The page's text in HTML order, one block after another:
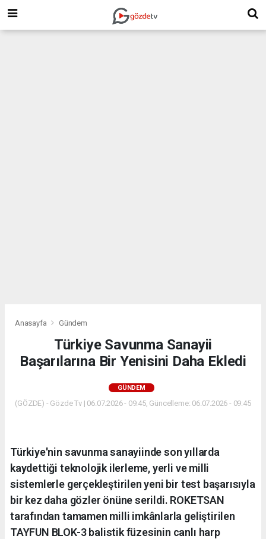
Anasayfa Gündem
Türkiye Savunma Sanayii
Başarılarına Bir Yenisini Daha Ekledi
GÜNDEM
(GÖZDE) - Gözde Tv | 06.07.2026 - 09:45, Güncelleme: 06.07.2026 - 09:45
Türkiye'nin savunma sanayiinde son yıllarda
kaydettiği teknolojik ilerleme, yerli ve milli
sistemlerle gerçekleştirilen yeni bir test başarısıyla
bir kez daha gözler önüne serildi. ROKETSAN
tarafından tamamen milli imkânlarla geliştirilen
TAYFUN BLOK-3 balistik füzesinin canlı harp